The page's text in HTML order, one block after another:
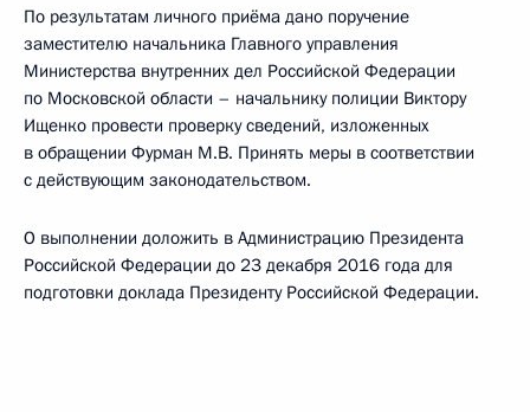
По результатам личного приёма дано поручение
заместителю начальника Главного управления
Министерства внутренних дел Российской Федерации
по Московской области – начальнику полиции Виктору
Ищенко провести проверку сведений, изложенных
в обращении Фурман М.В. Принять меры в соответствии
с действующим законодательством.
О выполнении доложить в Администрацию Президента
Российской Федерации до 23 декабря 2016 года для
подготовки доклада Президенту Российской Федерации.